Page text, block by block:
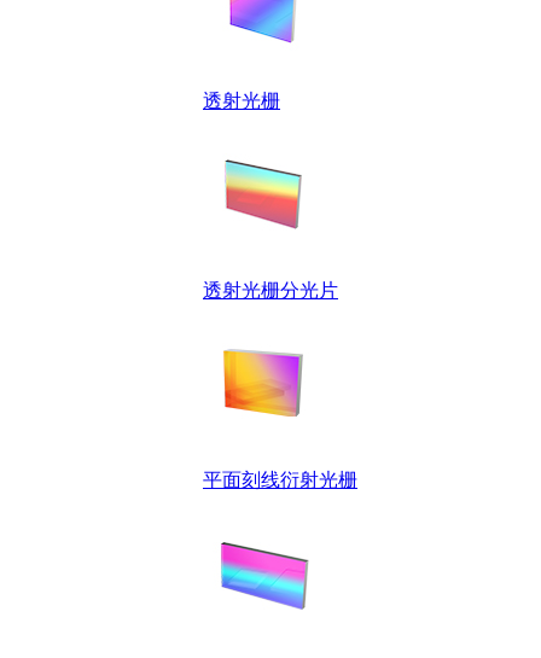
透射光栅
透射光栅分光片
平面刻线衍射光栅